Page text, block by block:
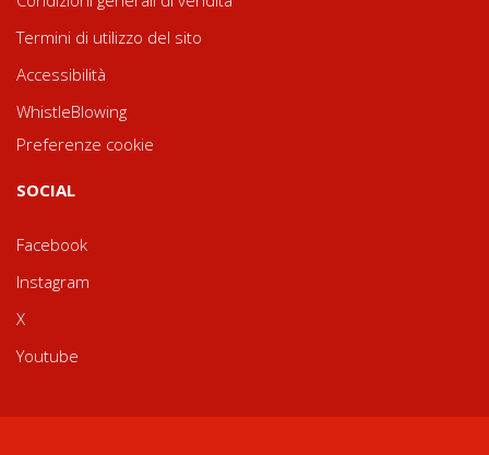
Termini di utilizzo del sito
Accessibilità
WhistleBlowing
Preferenze cookie
SOCIAL
Facebook
Instagram
X
Youtube